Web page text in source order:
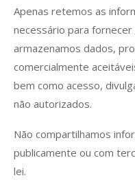
Apenas retemos as
necessário para
armazenamos dados,
comercialmente
bem como acesso,
não autorizados.
Não compartilhamos
publicamente ou com
lei.